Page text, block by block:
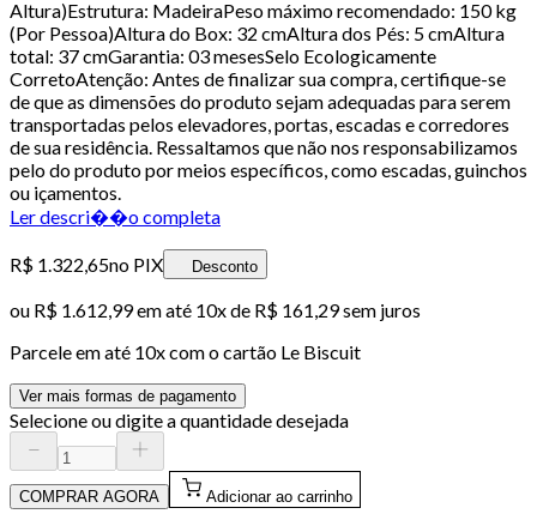
Altura)Estrutura: MadeiraPeso máximo recomendado: 150 kg
(Por Pessoa)Altura do Box: 32 cmAltura dos Pés: 5 cmAltura
total: 37 cmGarantia: 03 mesesSelo Ecologicamente
CorretoAtenção: Antes de finalizar sua compra, certifique-se
de que as dimensões do produto sejam adequadas para serem
transportadas pelos elevadores, portas, escadas e corredores
de sua residência. Ressaltamos que não nos responsabilizamos
pelo do produto por meios específicos, como escadas, guinchos
ou içamentos.
Ler descri��o completa
R$ 1.322,65no PIX Desconto
ou R$ 1.612,99em até 10x de R$ 161,29 sem juros
Parcele em até 10x com o cartão Le Biscuit
Ver mais formas de pagamento
Selecione ou digite a quantidade desejada
COMPRAR AGORA Adicionar ao carrinho